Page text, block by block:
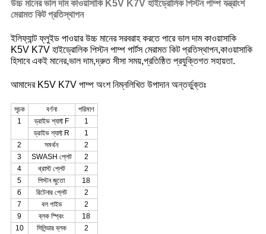
উচ্চ মানের ভাল দাম কাওয়াসাকি K5V K7V হাইড্রোলিক পিস্টন পাম্প যন্ত্রাংশ
মেরামত কিট প্রতিস্থাপন
ইলিফ্যান্ট ফ্লুইড পাওয়ার উচ্চ মানের সরবরাহ করতে পারে ভাল দাম কাওয়াসাকি
K5V K7V হাইড্রোলিক পিস্টন পাম্প পার্টস মেরামত কিট প্রতিস্থাপন,কাওয়াসাকি
হিসাবে একই মানের,ভাল দাম,দ্রুত সীসা সময়,প্রতিষ্ঠিত প্রযুক্তিগত সহায়তা.
আমাদের K5V K7V পাম্প অংশ নিম্নলিখিত উপাদান অন্তর্ভুক্তঃ
সূচক বর্ণনা
পরিমাণ
1
ড্রাইভ শ্যাফ্ট F
1
ড্রাইভ শ্যাফ্ট R
1
2
সমর্থন
2
3
SWASH প্লেট
2
4
থ্রাস্ট প্লেট
2
5
পিস্টন জুতো
18
6
রিটেনার প্লেট
2
7
বল গাইড
2
9
ব্লক স্প্রিং
18
10
সিলিন্ডার ব্লক
2